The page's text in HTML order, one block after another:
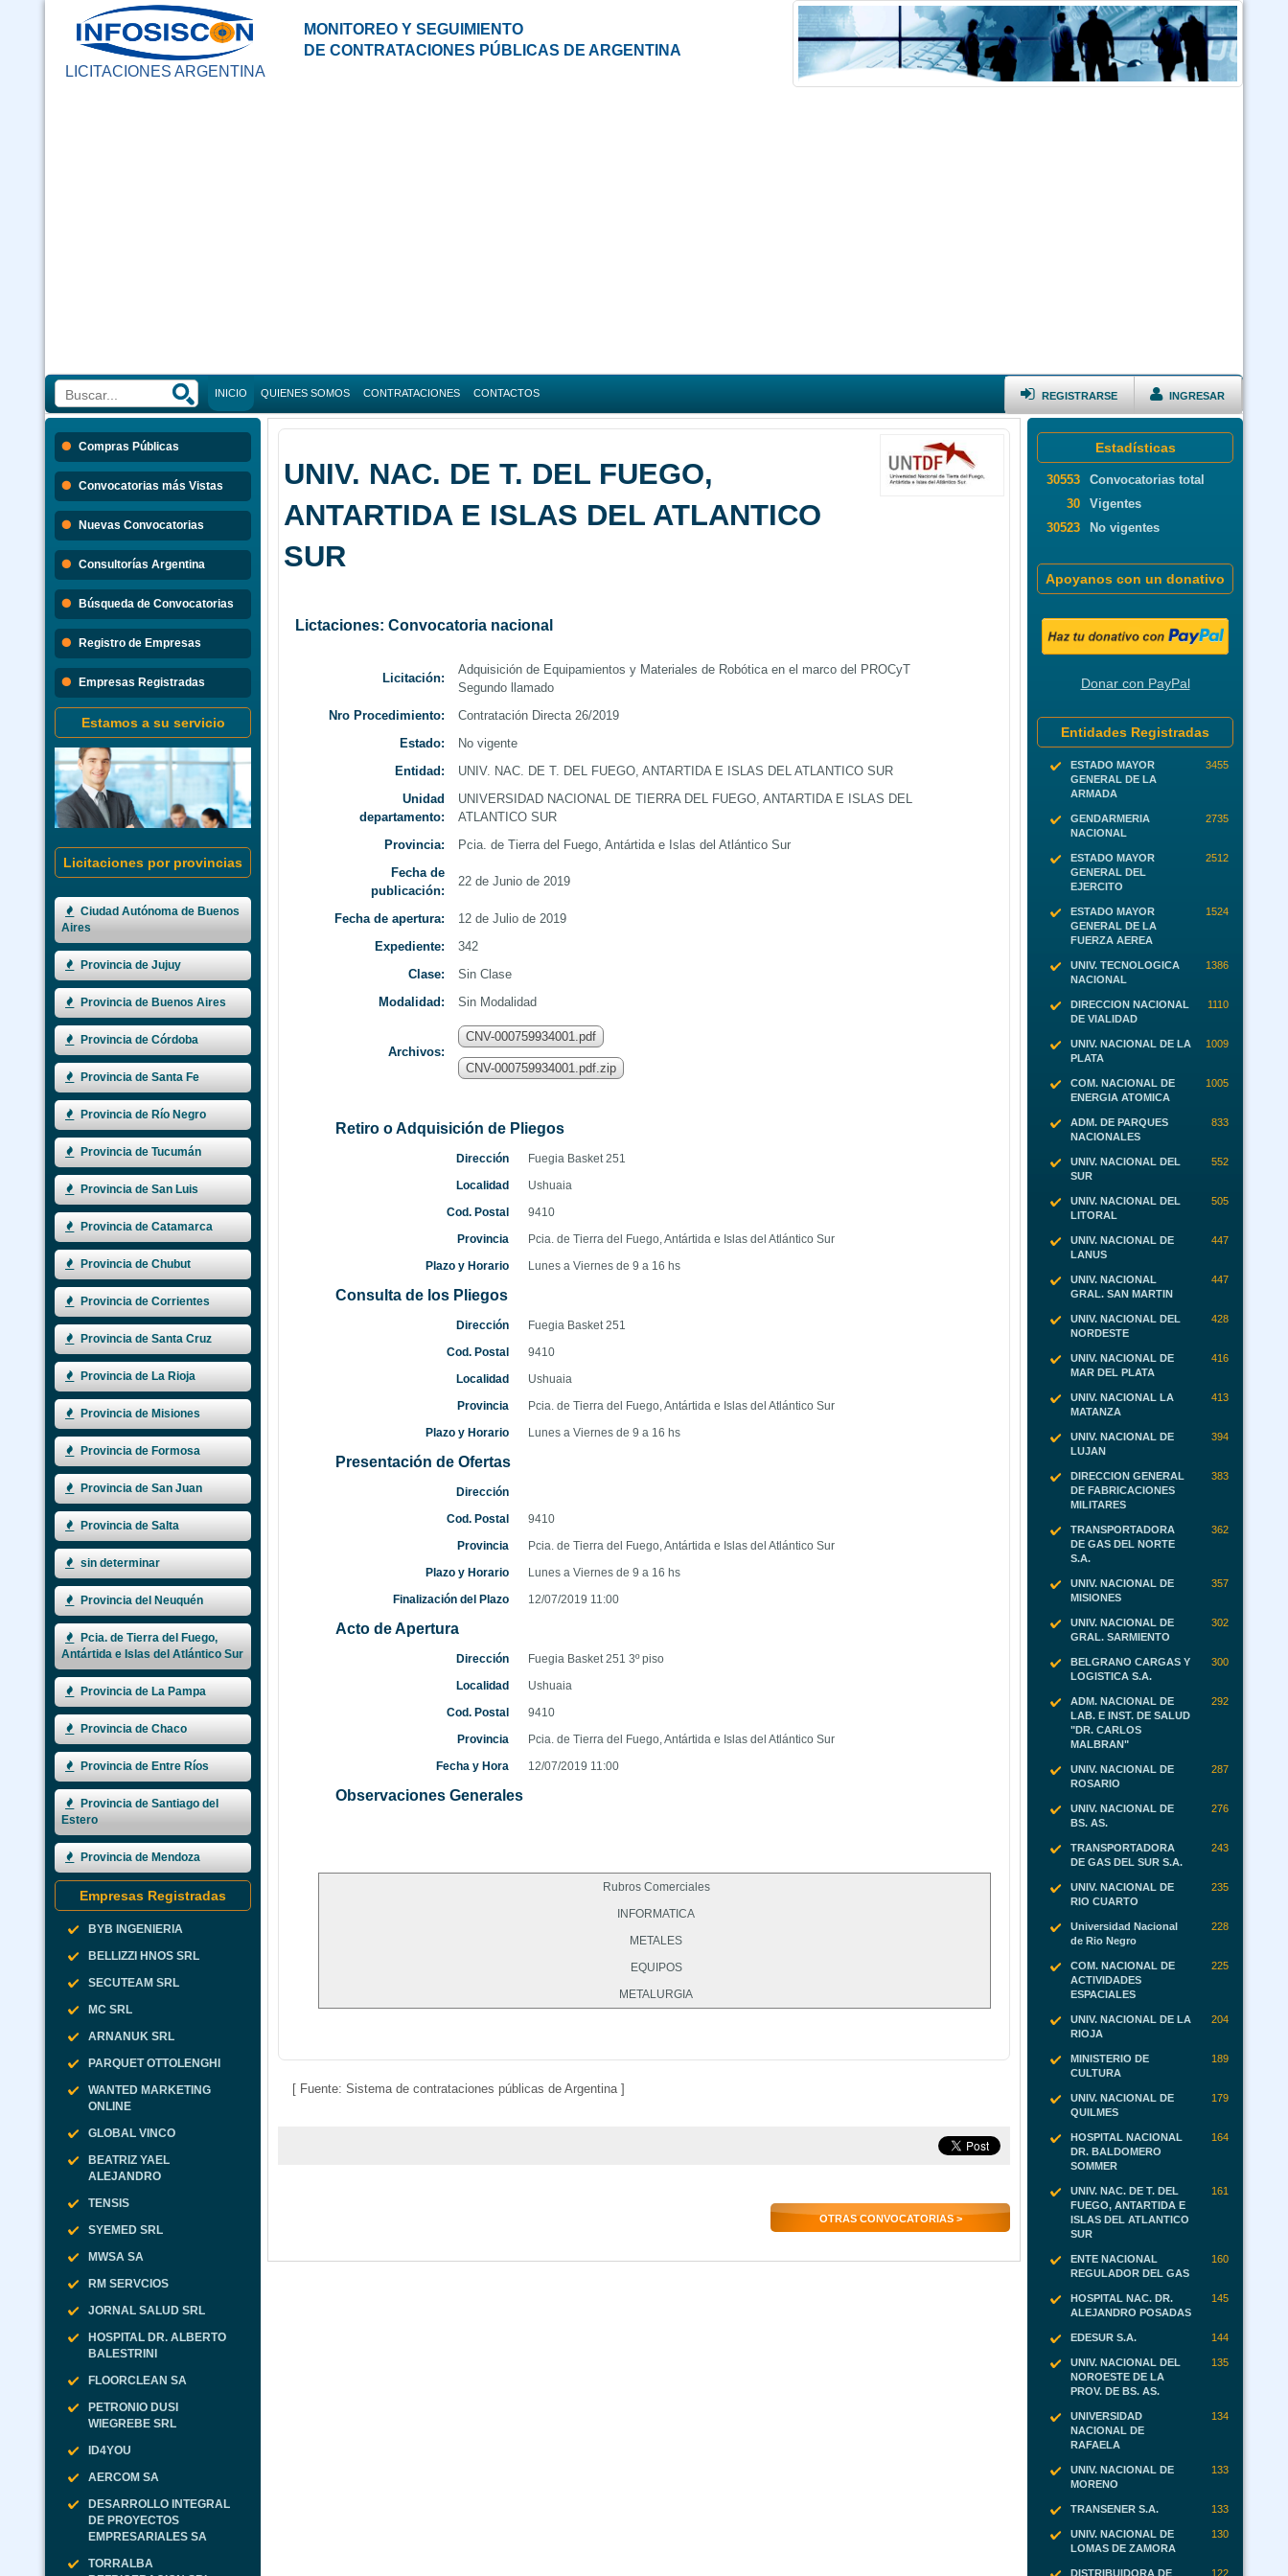
LICITACIONES ARGENTINA
MONITOREO Y SEGUIMIENTO
DE CONTRATACIONES PÚBLICAS DE ARGENTINA
INICIO QUIENES SOMOS CONTRATACIONES
Búsqueda
Convocatorias Nacionales
CONTACTOS INGRESAR
REGISTRARSE
Compras Públicas
Convocatorias más Vistas
Nuevas Convocatorias
Consultorías Argentina
Búsqueda de Convocatorias
Registro de Empresas
Empresas Registradas
Estamos a su servicio
Licitaciones por provincias
Ciudad Autónoma de Buenos
Aires
Provincia de Jujuy
Provincia de Buenos Aires
Provincia de Córdoba
Provincia de Santa Fe
Provincia de Río Negro
Provincia de Tucumán
Provincia de San Luis
Provincia de Catamarca
Provincia de Chubut
Provincia de Corrientes
Provincia de Santa Cruz
Provincia de La Rioja
Provincia de Misiones
Provincia de Formosa
Provincia de San Juan
Provincia de Salta
sin determinar
Provincia del Neuquén
Pcia. de Tierra del Fuego,
Antártida e Islas del Atlántico Sur
Provincia de La Pampa
Provincia de Chaco
Provincia de Entre Ríos
Provincia de Santiago del
Estero
Provincia de Mendoza
Empresas Registradas
BYB INGENIERIA
BELLIZZI HNOS SRL
SECUTEAM SRL
MC SRL
ARNANUK SRL
PARQUET OTTOLENGHI
WANTED MARKETING
ONLINE
GLOBAL VINCO
BEATRIZ YAEL
ALEJANDRO
TENSIS
SYEMED SRL
MWSA SA
RM SERVCIOS
JORNAL SALUD SRL
HOSPITAL DR. ALBERTO
BALESTRINI
FLOORCLEAN SA
PETRONIO DUSI
WIEGREBE SRL
ID4YOU
AERCOM SA
DESARROLLO INTEGRAL
DE PROYECTOS
EMPRESARIALES SA
TORRALBA
UNIV. NAC. DE T. DEL FUEGO,
ANTARTIDA E ISLAS DEL ATLANTICO
SUR
Lictaciones: Convocatoria nacional
Licitación:
Adquisición de Equipamientos y Materiales de Robótica en el marco del PROCyT
Segundo llamado
Nro Procedimiento:
Contratación Directa 26/2019
Estado:
No vigente
Entidad:
UNIV. NAC. DE T. DEL FUEGO, ANTARTIDA E ISLAS DEL ATLANTICO SUR
Unidad
departamento:
UNIVERSIDAD NACIONAL DE TIERRA DEL FUEGO, ANTARTIDA E ISLAS DEL
ATLANTICO SUR
Provincia:
Pcia. de Tierra del Fuego, Antártida e Islas del Atlántico Sur
Fecha de
publicación:
22 de Junio de 2019
Fecha de apertura:
12 de Julio de 2019
Expediente:
342
Clase:
Sin Clase
Modalidad:
Sin Modalidad
Archivos:
CNV-000759934001.pdf
CNV-000759934001.pdf.zip
Retiro o Adquisición de Pliegos
Dirección
Fuegia Basket 251
Localidad
Ushuaia
Cod. Postal
9410
Provincia
Pcia. de Tierra del Fuego, Antártida e Islas del Atlántico Sur
Plazo y Horario
Lunes a Viernes de 9 a 16 hs
Consulta de los Pliegos
Dirección
Fuegia Basket 251
Cod. Postal
9410
Localidad
Ushuaia
Provincia
Pcia. de Tierra del Fuego, Antártida e Islas del Atlántico Sur
Plazo y Horario
Lunes a Viernes de 9 a 16 hs
Presentación de Ofertas
Dirección
Cod. Postal
9410
Provincia
Pcia. de Tierra del Fuego, Antártida e Islas del Atlántico Sur
Plazo y Horario
Lunes a Viernes de 9 a 16 hs
Finalización del Plazo
12/07/2019 11:00
Acto de Apertura
Dirección
Fuegia Basket 251 3º piso
Localidad
Ushuaia
Cod. Postal
9410
Provincia
Pcia. de Tierra del Fuego, Antártida e Islas del Atlántico Sur
Fecha y Hora
12/07/2019 11:00
Observaciones Generales
Rubros Comerciales
INFORMATICA
METALES
EQUIPOS
METALURGIA
[ Fuente: Sistema de contrataciones públicas de Argentina ]
OTRAS CONVOCATORIAS >
Estadísticas
30553
Convocatorias total
30
Vigentes
30523
No vigentes
Apoyanos con un donativo
Donar con PayPal
Entidades Registradas
ESTADO MAYOR
GENERAL DE LA
ARMADA
3455
GENDARMERIA
NACIONAL
2735
ESTADO MAYOR
GENERAL DEL
EJERCITO
2512
ESTADO MAYOR
GENERAL DE LA
FUERZA AEREA
1524
UNIV. TECNOLOGICA
NACIONAL
1386
DIRECCION NACIONAL
DE VIALIDAD
1110
UNIV. NACIONAL DE LA
PLATA
1009
COM. NACIONAL DE
ENERGIA ATOMICA
1005
ADM. DE PARQUES
NACIONALES
833
UNIV. NACIONAL DEL
SUR
552
UNIV. NACIONAL DEL
LITORAL
505
UNIV. NACIONAL DE
LANUS
447
UNIV. NACIONAL
GRAL. SAN MARTIN
447
UNIV. NACIONAL DEL
NORDESTE
428
UNIV. NACIONAL DE
MAR DEL PLATA
416
UNIV. NACIONAL LA
MATANZA
413
UNIV. NACIONAL DE
LUJAN
394
DIRECCION GENERAL
DE FABRICACIONES
MILITARES
383
TRANSPORTADORA
DE GAS DEL NORTE
S.A.
362
UNIV. NACIONAL DE
MISIONES
357
UNIV. NACIONAL DE
GRAL. SARMIENTO
302
BELGRANO CARGAS Y
LOGISTICA S.A.
300
ADM. NACIONAL DE
LAB. E INST. DE SALUD
"DR. CARLOS
MALBRAN"
292
UNIV. NACIONAL DE
ROSARIO
287
UNIV. NACIONAL DE
BS. AS.
276
TRANSPORTADORA
DE GAS DEL SUR S.A.
243
UNIV. NACIONAL DE
RIO CUARTO
235
Universidad Nacional
de Rio Negro
228
COM. NACIONAL DE
ACTIVIDADES
ESPACIALES
225
UNIV. NACIONAL DE LA
RIOJA
204
MINISTERIO DE
CULTURA
189
UNIV. NACIONAL DE
QUILMES
179
HOSPITAL NACIONAL
DR. BALDOMERO
SOMMER
164
UNIV. NAC. DE T. DEL
FUEGO, ANTARTIDA E
ISLAS DEL ATLANTICO
SUR
161
ENTE NACIONAL
REGULADOR DEL GAS
160
HOSPITAL NAC. DR.
ALEJANDRO POSADAS
145
EDESUR S.A. 144
UNIV. NACIONAL DEL
NOROESTE DE LA
PROV. DE BS. AS.
135
UNIVERSIDAD
NACIONAL DE
RAFAELA
134
UNIV. NACIONAL DE
MORENO
133
TRANSENER S.A. 133
UNIV. NACIONAL DE
LOMAS DE ZAMORA
130
DISTRIBUIDORA DE 122